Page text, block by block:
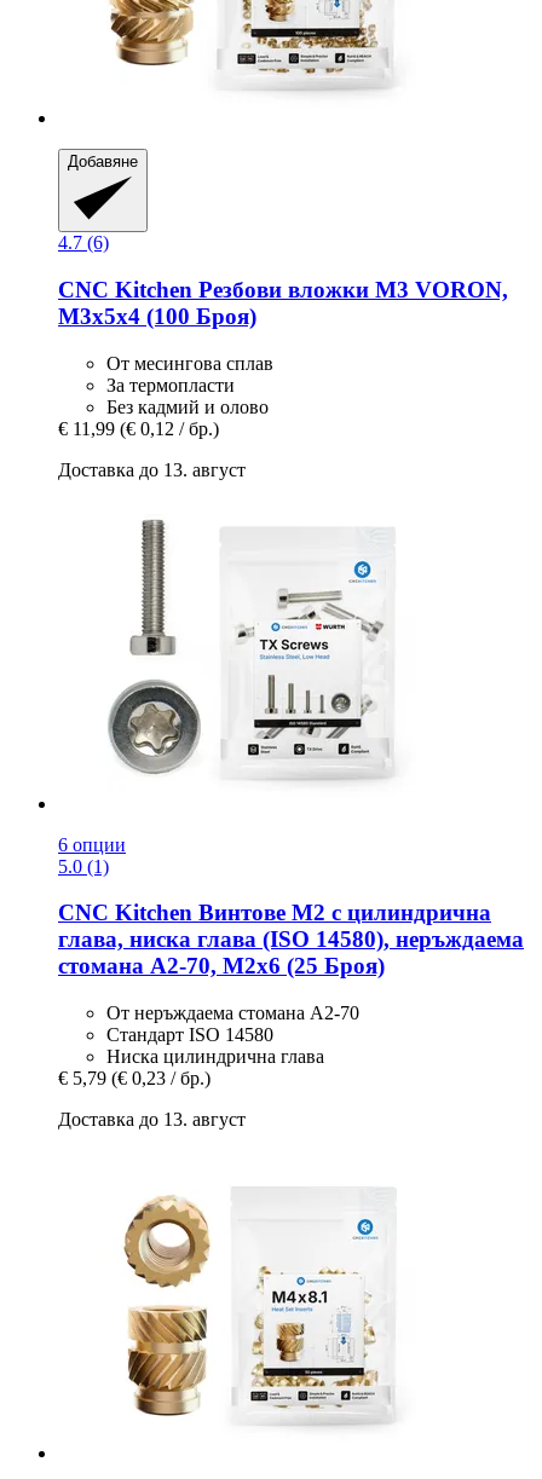
Добавяне
4.7 (6)
CNC Kitchen Резбови вложки M3 VORON,
M3x5x4 (100 Броя)
От месингова сплав
За термопласти
Без кадмий и олово
€ 11,99 (€ 0,12 / бр.)
Доставка до 13. август
6 опции
5.0 (1)
CNC Kitchen Винтове M2 с цилиндрична
глава, ниска глава (ISO 14580), неръждаема
стомана A2-​70, M2x6 (25 Броя)
От неръждаема стомана A2-70
Стандарт ISO 14580
Ниска цилиндрична глава
€ 5,79 (€ 0,23 / бр.)
Доставка до 13. август